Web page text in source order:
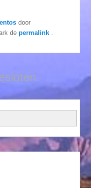
door
depermalink